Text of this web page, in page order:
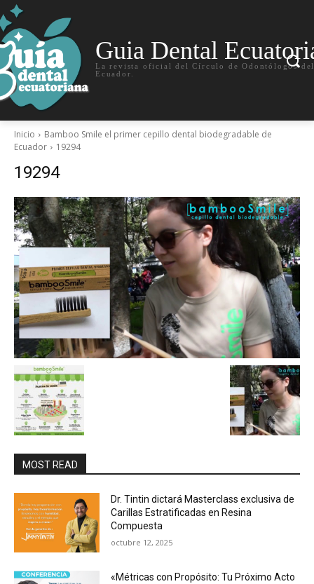
Guia Dental
La revista oficial del Círculo de Odontólogos
Ecuador.
Inicio
Bamboo Smile el primer cepillo dental biodegradable de
Ecuador
19294
19294
MOST READ
Dr. Tintin dictará Masterclass exclusiva de
Carillas Estratificadas en Resina
Compuesta
octubre 12, 2025
«Métricas con Propósito: Tu Próximo Acto